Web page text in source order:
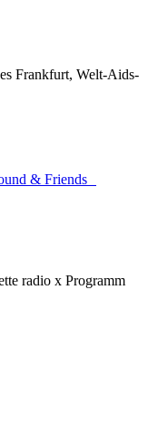
Frankfurt, Welt-Aids-
& Friends
radio x Programm